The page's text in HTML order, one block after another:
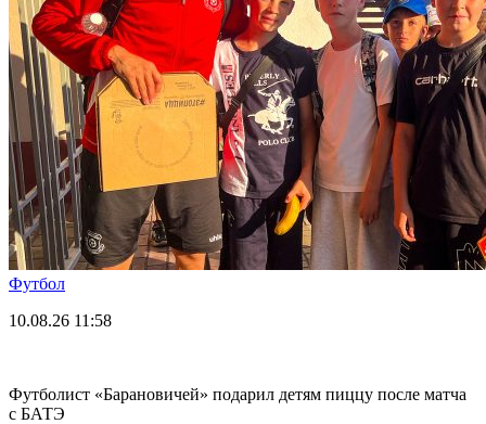
Футбол
10.08.26 11:58
Футболист «Барановичей» подарил детям пиццу после матча
с БАТЭ